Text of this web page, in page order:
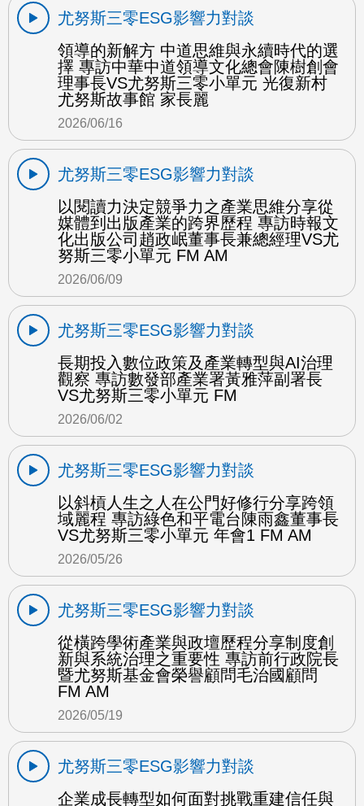
尤努斯三零ESG影響力對談
領導的新解方 中道思維與永續時代的選
擇 專訪中華中道領導文化總會陳樹創會
理事長VS尤努斯三零小單元 光復新村
尤努斯故事館 家長麗
2026/06/16
尤努斯三零ESG影響力對談
以閱讀力決定競爭力之產業思維分享從
媒體到出版產業的跨界歷程 專訪時報文
化出版公司趙政岷董事長兼總經理VS尤
努斯三零小單元 FM AM
2026/06/09
尤努斯三零ESG影響力對談
長期投入數位政策及產業轉型與AI治理
觀察 專訪數發部產業署黃雅萍副署長
VS尤努斯三零小單元 FM
2026/06/02
尤努斯三零ESG影響力對談
以斜槓人生之人在公門好修行分享跨領
域麗程 專訪綠色和平電台陳雨鑫董事長
VS尤努斯三零小單元 年會1 FM AM
2026/05/26
尤努斯三零ESG影響力對談
從橫跨學術產業與政壇歷程分享制度創
新與系統治理之重要性 專訪前行政院長
暨尤努斯基金會榮譽顧問毛治國顧問
FM AM
2026/05/19
尤努斯三零ESG影響力對談
企業成長轉型如何面對挑戰重建信任與